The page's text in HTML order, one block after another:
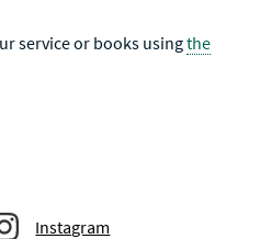
service or books usingthe
Instagram